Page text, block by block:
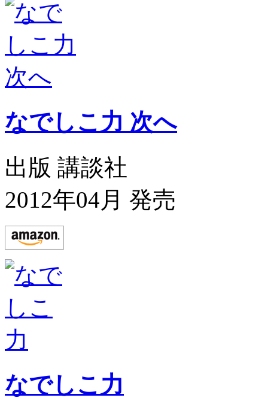
なでしこ力 次へ
出版 講談社
2012年04月 発売
なでしこ力